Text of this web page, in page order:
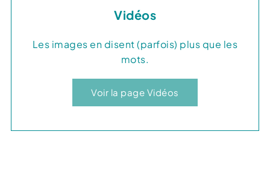
Vidéos
Les images en disent (parfois) plus que les
mots.
Voir la page Vidéos